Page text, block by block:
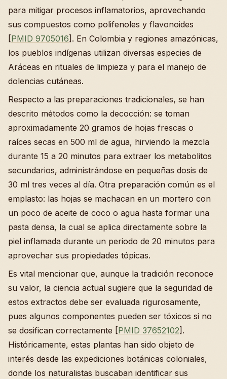
para mitigar procesos inflamatorios, aprovechando
sus compuestos como polifenoles y flavonoides
[PMID 9705016]. En Colombia y regiones amazónicas,
los pueblos indígenas utilizan diversas especies de
Aráceas en rituales de limpieza y para el manejo de
dolencias cutáneas.
Respecto a las preparaciones tradicionales, se han
descrito métodos como la decocción: se toman
aproximadamente 20 gramos de hojas frescas o
raíces secas en 500 ml de agua, hirviendo la mezcla
durante 15 a 20 minutos para extraer los metabolitos
secundarios, administrándose en pequeñas dosis de
30 ml tres veces al día. Otra preparación común es el
emplasto: las hojas se machacan en un mortero con
un poco de aceite de coco o agua hasta formar una
pasta densa, la cual se aplica directamente sobre la
piel inflamada durante un periodo de 20 minutos para
aprovechar sus propiedades tópicas.
Es vital mencionar que, aunque la tradición reconoce
su valor, la ciencia actual sugiere que la seguridad de
estos extractos debe ser evaluada rigurosamente,
pues algunos componentes pueden ser tóxicos si no
se dosifican correctamente [PMID 37652102].
Históricamente, estas plantas han sido objeto de
interés desde las expediciones botánicas coloniales,
donde los naturalistas buscaban identificar sus